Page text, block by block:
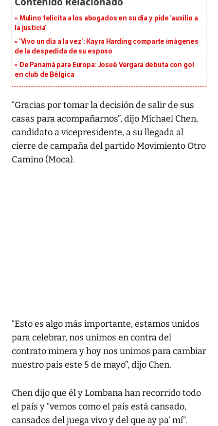
Mulino felicita a los abogados en su día y pide ‘auxilio a
la justicia’
‘Vivo un día a la vez’: Kayra Harding comparte imágenes
de la despedida de su esposo
De Panamá para Europa: Josué Vergara debuta con gol
en club de Bélgica
“Gracias por tomar la decisión de salir de sus
casas para acompañarnos”, dijo Michael Chen,
candidato a vicepresidente, a su llegada al
cierre de campaña del partido Movimiento Otro
Camino (Moca).
“Esto es algo más importante, estamos unidos
para celebrar, nos unimos en contra del
contrato minera y hoy nos unimos para cambiar
nuestro país este 5 de mayo”, dijo Chen.
Chen dijo que él y Lombana han recorrido todo
el país y “vemos como el país está cansado,
cansados del juega vivo y del que ay pa’ mí”.